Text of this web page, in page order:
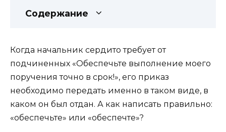
Содержание
Когда начальник сердито требует от
подчиненных «Обеспечьте выполнение моего
поручения точно в срок!», его приказ
необходимо передать именно в таком виде, в
каком он был отдан. А как написать правильно:
«обеспечьте» или «обеспечте»?